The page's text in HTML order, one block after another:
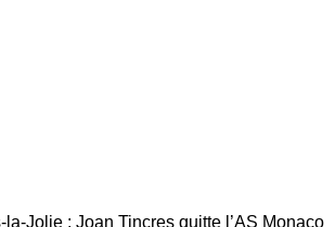
la-Jolie : Joan Tincres quitte l’AS Monaco